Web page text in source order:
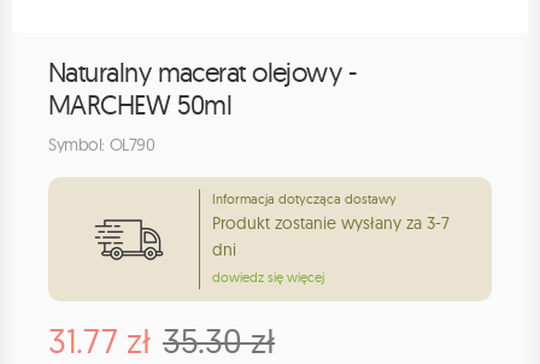
Naturalny macerat olejowy -
MARCHEW 50ml
Symbol: OL790
Informacja dotycząca dostawy
Produkt zostanie wysłany za 3-7
dni
dowiedz się więcej
31.77 zł 35.30 zł